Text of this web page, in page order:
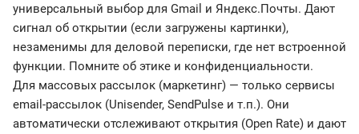
универсальный выбор для Gmail и Яндекс.Почты. Дают
сигнал об открытии (если загружены картинки),
незаменимы для деловой переписки, где нет встроенной
функции. Помните об этике и конфиденциальности.
Для массовых рассылок (маркетинг) — только сервисы
email-рассылок (Unisender, SendPulse и т.п.). Они
автоматически отслеживают открытия (Open Rate) и дают